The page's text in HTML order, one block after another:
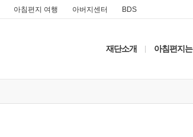
아침편지 여행 아버지센터 BDS
재단소개 아침편지는